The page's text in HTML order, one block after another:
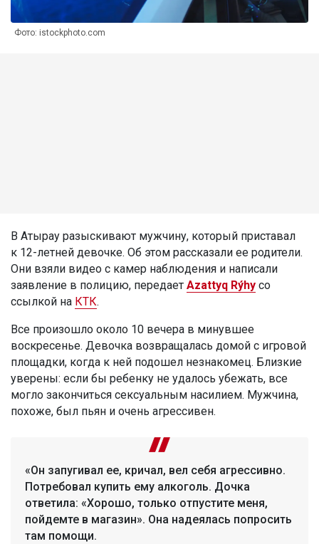
Фото: istockphoto.com
В Атырау разыскивают мужчину, который приставал
к 12-летней девочке. Об этом рассказали ее родители.
Они взяли видео с камер наблюдения и написали
заявление в полицию, передает Azattyq Rýhy со
ссылкой на КТК.
Все произошло около 10 вечера в минувшее
воскресенье. Девочка возвращалась домой с игровой
площадки, когда к ней подошел незнакомец. Близкие
уверены: если бы ребенку не удалось убежать, все
могло закончиться сексуальным насилием. Мужчина,
похоже, был пьян и очень агрессивен.
«Он запугивал ее, кричал, вел себя агрессивно.
Потребовал купить ему алкоголь. Дочка
ответила: «Хорошо, только отпустите меня,
пойдемте в магазин». Она надеялась попросить
там помощи.